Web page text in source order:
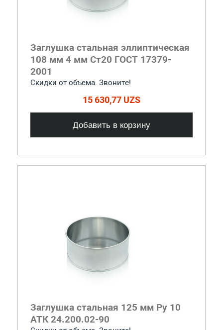
Заглушка стальная эллиптическая
108 мм 4 мм Ст20 ГОСТ 17379-
2001
Скидки от объема. Звоните!
15 630,77 UZS
Добавить в корзину
Заглушка стальная 125 мм Ру 10
АТК 24.200.02-90